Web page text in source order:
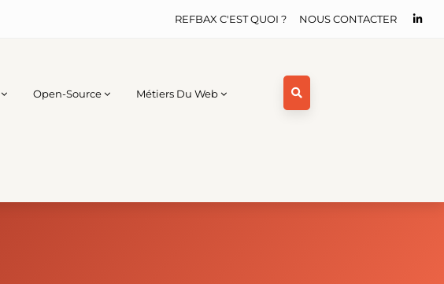
NOUS CONTACTER
REFBAX C'EST QUOI ?
Open-Source Métiers Du Web